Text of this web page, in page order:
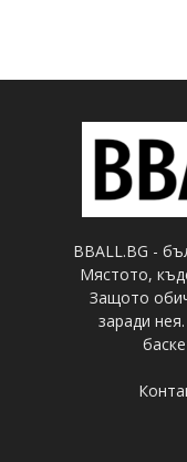
BBALL.BG -
Мястото,
Защото
заради